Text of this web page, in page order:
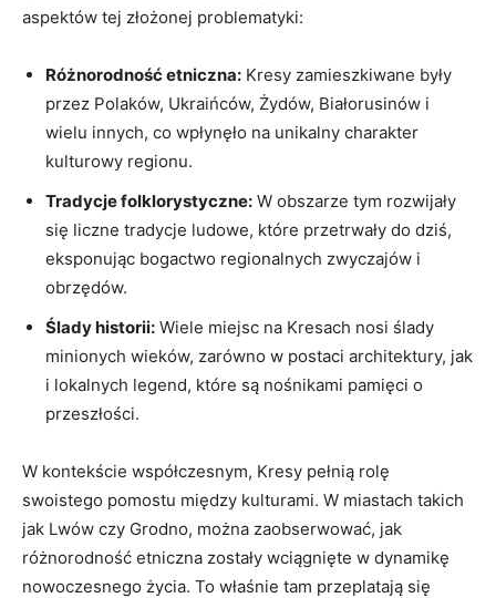
aspektów tej złożonej problematyki:
Różnorodność etniczna: Kresy zamieszkiwane były
przez Polaków, Ukraińców, Żydów, Białorusinów i
wielu innych, co wpłynęło na unikalny charakter
kulturowy regionu.
Tradycje folklorystyczne: W obszarze tym rozwijały
się liczne tradycje ludowe, które przetrwały do dziś,
eksponując bogactwo regionalnych zwyczajów i
obrzędów.
Ślady historii: Wiele miejsc na Kresach nosi ślady
minionych wieków, zarówno w postaci architektury, jak
i lokalnych legend, które są nośnikami pamięci o
przeszłości.
W kontekście współczesnym, Kresy pełnią rolę
swoistego pomostu między kulturami. W miastach takich
jak Lwów czy Grodno, można zaobserwować, jak
różnorodność etniczna zostały wciągnięte w dynamikę
nowoczesnego życia. To właśnie tam przeplatają się